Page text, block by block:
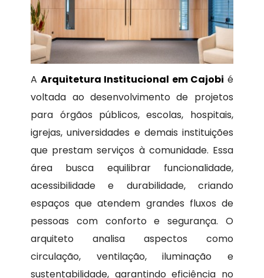
A Arquitetura Institucional em Cajobi é
voltada ao desenvolvimento de projetos
para órgãos públicos, escolas, hospitais,
igrejas, universidades e demais instituições
que prestam serviços à comunidade. Essa
área busca equilibrar funcionalidade,
acessibilidade e durabilidade, criando
espaços que atendem grandes fluxos de
pessoas com conforto e segurança. O
arquiteto analisa aspectos como
circulação, ventilação, iluminação e
sustentabilidade, garantindo eficiência no